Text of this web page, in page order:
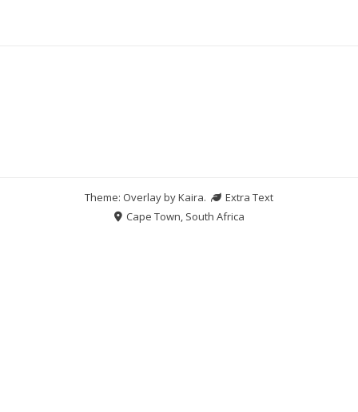
Theme: Overlay byKaira.
Extra Text
Cape Town, South Africa